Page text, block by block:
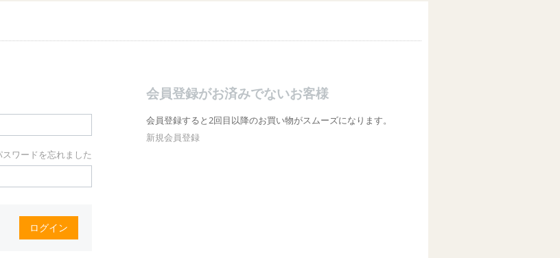
スワードを忘れました
ログイン
会員登録がお済みでないお客様
会員登録すると2回目以降のお買い物がスムーズになります。
新規会員登録